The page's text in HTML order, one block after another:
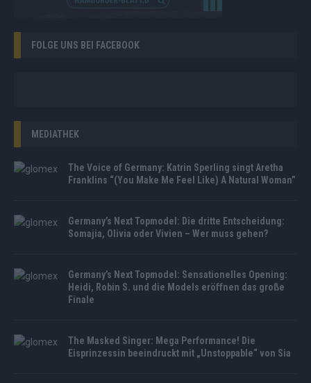
FOLGE UNS BEI FACEBOOK
MEDIATHEK
The Voice of Germany: Katrin Sperling singt Aretha
Franklins “(You Make Me Feel Like) A Natural Woman”
Germany’s Next Topmodel: Die dritte Entscheidung:
Somajia, Olivia oder Vivien – Wer muss gehen?
Germany’s Next Topmodel: Sensationelles Opening:
Heidi, Robin S. und die Models eröffnen das große
Finale
The Masked Singer: Mega Performance! Die
Eisprinzessin beeindruckt mit „Unstoppable“ von Sia